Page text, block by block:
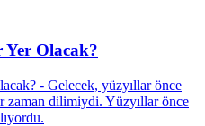
Yer Olacak?
- Gelecek, yüzyıllar önce
zaman dilimiydi. Yüzyıllar önce